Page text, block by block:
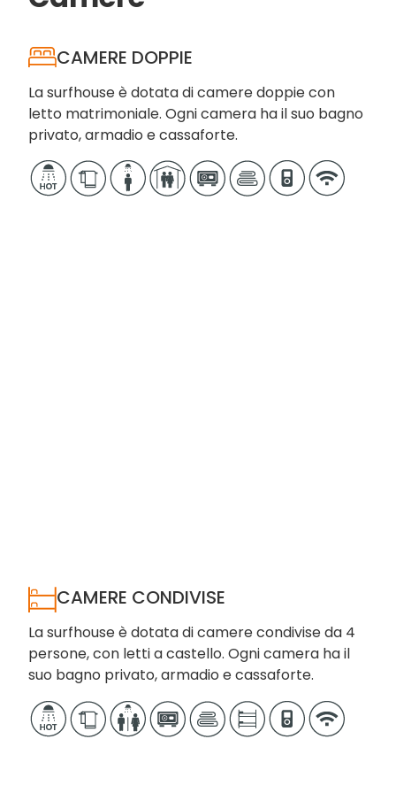
CAMERE DOPPIE
La surfhouse è dotata di camere doppie con
letto matrimoniale. Ogni camera ha il suo bagno
privato, armadio e cassaforte.
CAMERE CONDIVISE
La surfhouse è dotata di camere condivise da 4
persone, con letti a castello. Ogni camera ha il
suo bagno privato, armadio e cassaforte.